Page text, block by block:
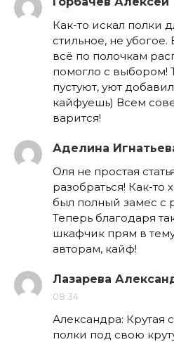
Как-то искал полки
стильное, не
всё по полочкам
помогло с выбором!
пустуют, уют
кайфуешь) Всем
варится!
Аделина
Оля не простая
разобраться! Как-то
был полный замес с
Теперь благодаря
шкафчик прям в
авторам, кайф!
Лазарева
08:34
Александра: Крутая
полки под свою